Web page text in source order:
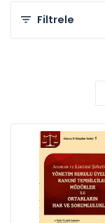
Filtrele
Sosyal ve
Doğa Bilimleri
Sağlık
Güzel
Kültür